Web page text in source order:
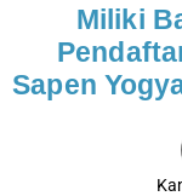
Miliki
Sapen